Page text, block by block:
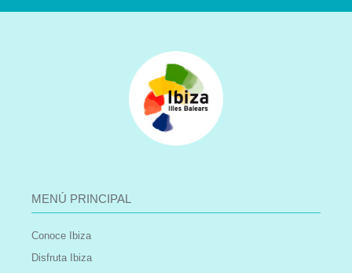
MENÚ PRINCIPAL
Conoce Ibiza
Disfruta Ibiza